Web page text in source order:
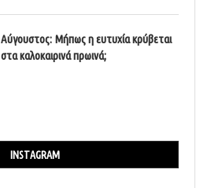
Αύγουστος: Μήπως η ευτυχία κρύβεται
στα καλοκαιρινά πρωινά;
INSTAGRAM